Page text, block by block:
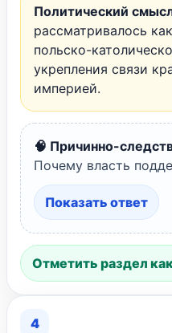
Политический
рассматривалось
польско-
укрепления связи
империей.
🧠 Причинно-
Почему власть
Показать ответ
Отметить раздел
4